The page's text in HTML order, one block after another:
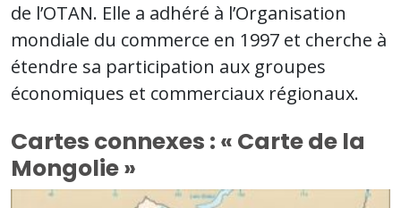
de l’OTAN. Elle a adhéré à l’Organisation
mondiale du commerce en 1997 et cherche à
étendre sa participation aux groupes
économiques et commerciaux régionaux.
Cartes connexes : « Carte de la
Mongolie »